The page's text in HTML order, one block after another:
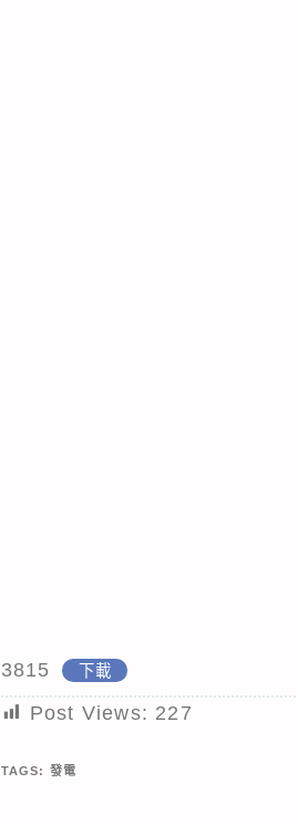
3815 下載
Post Views: 227
TAGS: 發電